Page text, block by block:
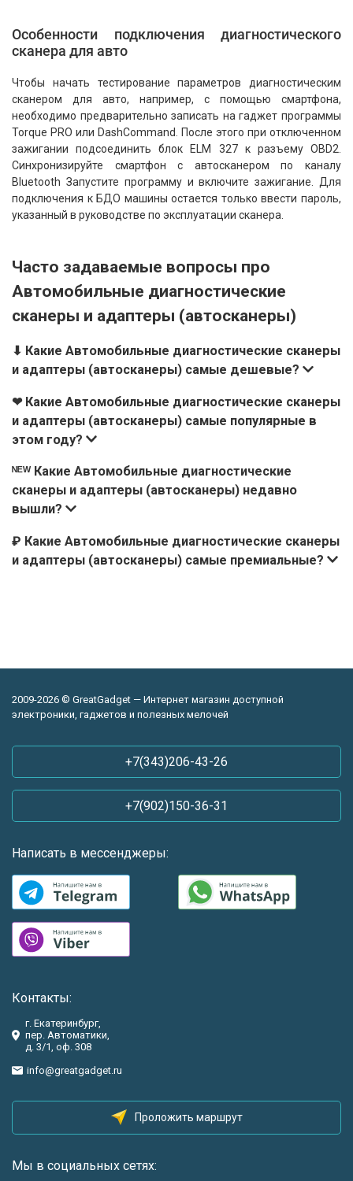
Особенности подключения диагностического
сканера для авто
Чтобы начать тестирование параметров диагностическим
сканером для авто, например, с помощью смартфона,
необходимо предварительно записать на гаджет программы
Torque PRO или DashCommand. После этого при отключенном
зажигании подсоединить блок ELM 327 к разъему OBD2.
Синхронизируйте смартфон с автосканером по каналу
Bluetooth Запустите программу и включите зажигание. Для
подключения к БДО машины остается только ввести пароль,
указанный в руководстве по эксплуатации сканера.
Часто задаваемые вопросы про
Автомобильные диагностические
сканеры и адаптеры (автосканеры)
⬇ Какие Автомобильные диагностические сканеры
и адаптеры (автосканеры) самые дешевые?
❤ Какие Автомобильные диагностические сканеры
и адаптеры (автосканеры) самые популярные в
этом году?
ᴺᴱᵂ Какие Автомобильные диагностические
сканеры и адаптеры (автосканеры) недавно
вышли?
₽ Какие Автомобильные диагностические сканеры
и адаптеры (автосканеры) самые премиальные?
2009-2026 © GreatGadget — Интернет магазин доступной
электроники, гаджетов и полезных мелочей
+7(343)206-43-26
+7(902)150-36-31
Написать в мессенджеры:
Контакты:
г. Екатеринбург,
пер. Автоматики,
д. 3/1, оф. 308
info@greatgadget.ru
Проложить маршрут
Мы в социальных сетях: